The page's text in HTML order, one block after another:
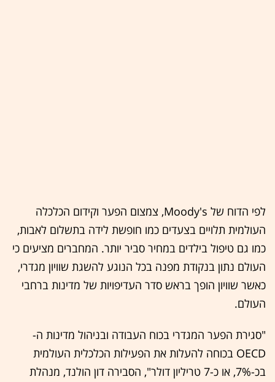
לפי הדוח של Moody's, צמצום הפער וקידום הכלכלה
העולמית תלויים בצעדים כמו חופשת לידה בתשלום לאבות,
כמו גם טיפול בילדים במחיר סביר יותר. המחברים מציעים כי
העולם נתון בנקודת מפנה בכל הנוגע להשגת שוויון מגדרי,
כאשר שוויון הופך בראש סדר העדיפויות של מדינות ברחבי
העולם.
"סגירת הפער המגדרי בכוח העבודה ובניהול מדינות ה-
OECD בכוחה להעלות את הפעילות הכלכלית העולמית
בכ-7%, או כ-7 טריליון דולר", הסבירה דון הולנד, מנהלת